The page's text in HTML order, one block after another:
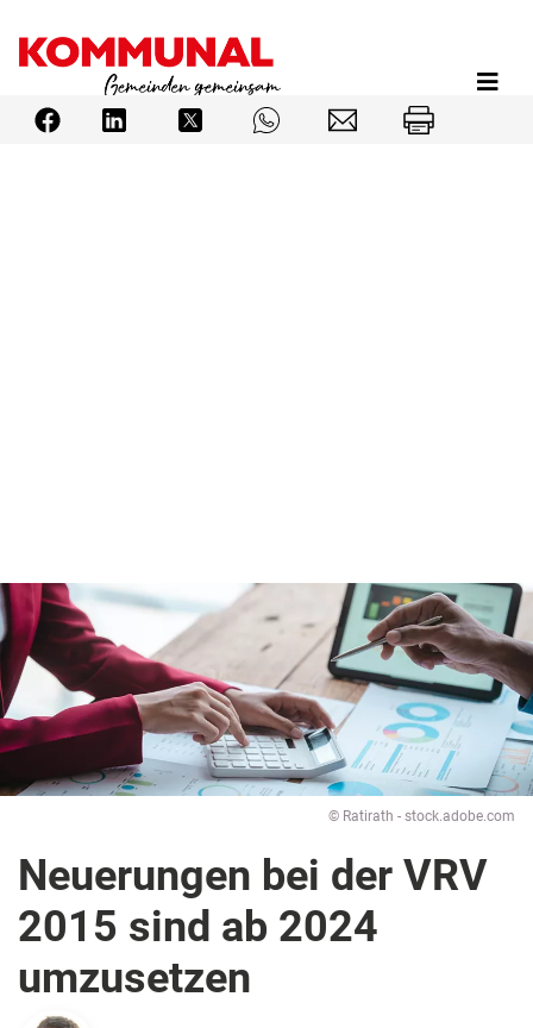
Inhalt
© Ratirath - stock.adobe.com
Neuerungen bei der VRV
2015 sind ab 2024
umzusetzen